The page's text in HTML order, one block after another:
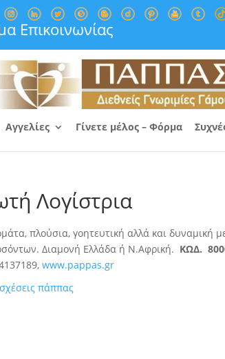
Επικοινωνίας
Αγγελίες Γίνετε μέλος – Φόρμα
Λογίστρια
πλούσια, γοητευτική αλλά και δυναμική
Διαμονή Ελλάδα ή Ν.Αφρική. ΚΩΔ.
www.pappas.gr
σχέσεις πάππας